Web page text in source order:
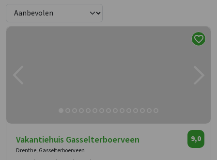
Vakantiehuis Gasselterboerveen
Drenthe, Gasselterboerveen
9,0